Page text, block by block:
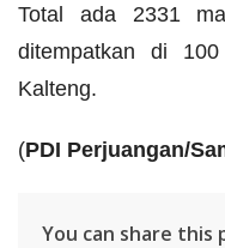
Total ada 2331
ditempatkan di
Kalteng.
(PDI Perjuangan/
You can share this